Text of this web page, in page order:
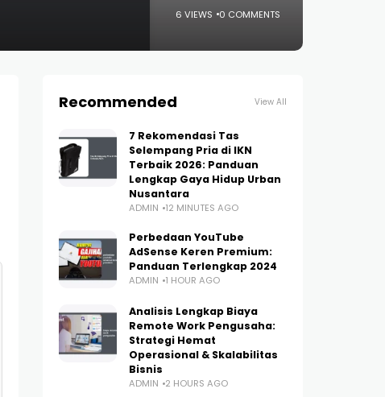
6 VIEWS 0 COMMENTS
Recommended View All
7 Rekomendasi Tas
Selempang Pria di IKN
Terbaik 2026: Panduan
Lengkap Gaya Hidup Urban
Nusantara
ADMIN 12 MINUTES AGO
Perbedaan YouTube
AdSense Keren Premium:
Panduan Terlengkap 2024
ADMIN 1 HOUR AGO
Analisis Lengkap Biaya
Remote Work Pengusaha:
Strategi Hemat
Operasional & Skalabilitas
Bisnis
ADMIN 2 HOURS AGO